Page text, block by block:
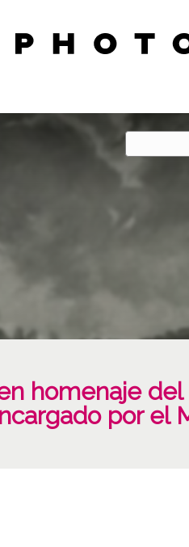
homenaje
por el